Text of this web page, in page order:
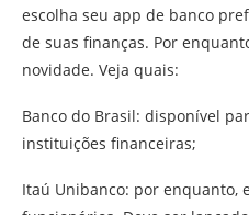
escolha seu app de banco
de suas finanças. Por
novidade. Veja quais:
Banco do Brasil: disponível
instituições financeiras;
Itaú Unibanco: por enquanto,